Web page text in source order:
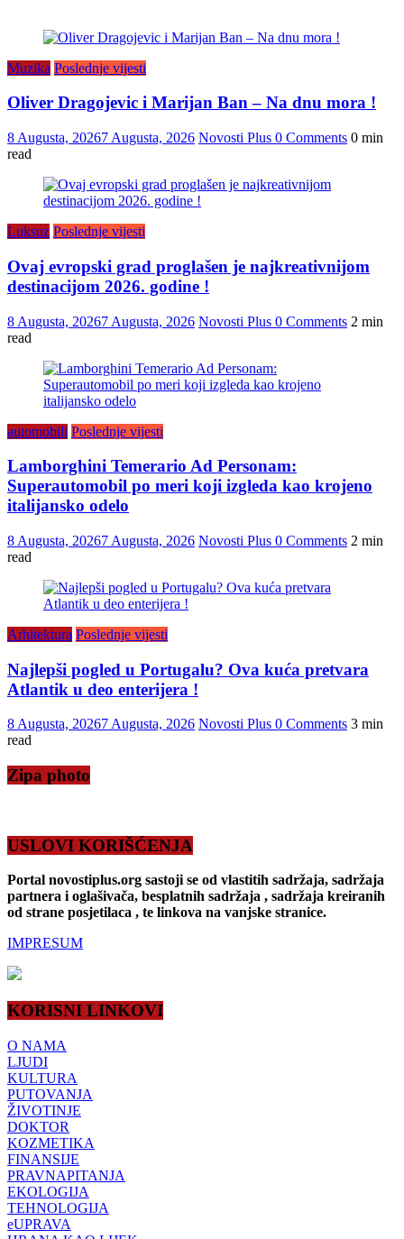
Muzika Poslednje vijesti
Oliver Dragojevic i Marijan Ban – Na dnu mora !
8 Augusta, 20267 Augusta, 2026 Novosti Plus 0 Comments 0 min
read
Luksuz Poslednje vijesti
Ovaj evropski grad proglašen je najkreativnijom
destinacijom 2026. godine !
8 Augusta, 20267 Augusta, 2026 Novosti Plus 0 Comments 2 min
read
automobili Poslednje vijesti
Lamborghini Temerario Ad Personam:
Superautomobil po meri koji izgleda kao krojeno
italijansko odelo
8 Augusta, 20267 Augusta, 2026 Novosti Plus 0 Comments 2 min
read
Arhitektura Poslednje vijesti
Najlepši pogled u Portugalu? Ova kuća pretvara
Atlantik u deo enterijera !
8 Augusta, 20267 Augusta, 2026 Novosti Plus 0 Comments 3 min
read
Zipa photo
USLOVI KORIŠĆENJA
Portal novostiplus.org sastoji se od vlastitih sadržaja, sadržaja
partnera i oglašivača, besplatnih sadržaja , sadržaja kreiranih
od strane posjetilaca , te linkova na vanjske stranice.
IMPRESUM
KORISNI LINKOVI
O NAMA
LJUDI
KULTURA
PUTOVANJA
ŽIVOTINJE
DOKTOR
KOZMETIKA
FINANSIJE
PRAVNAPITANJA
EKOLOGIJA
TEHNOLOGIJA
eUPRAVA